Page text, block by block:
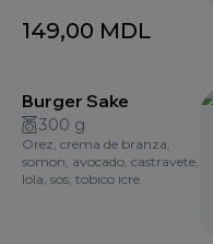
149,00 MDL
Burger Sake
300 g
Orez, crema de branza,
somon, avocado, castravete,
lola, sos, tobico icre.